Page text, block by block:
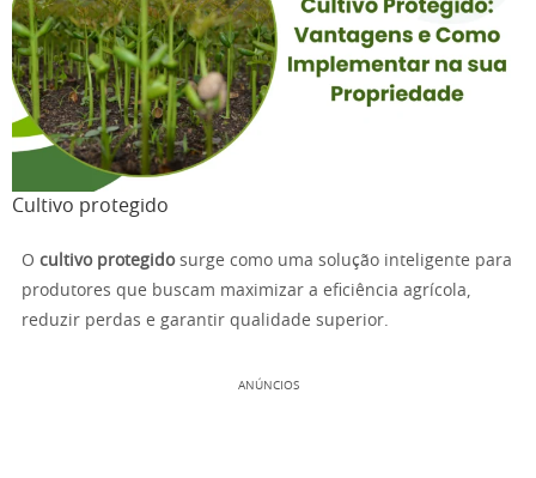
Cultivo protegido
O cultivo protegidosurge como uma solução inteligente para
produtores que buscam maximizar a eficiência agrícola,
reduzir perdas e garantir qualidade superior.
ANÚNCIOS